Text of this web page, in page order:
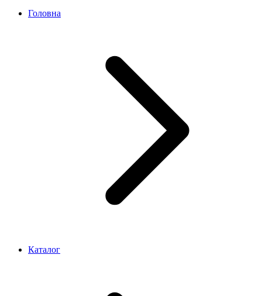
Головна
Каталог